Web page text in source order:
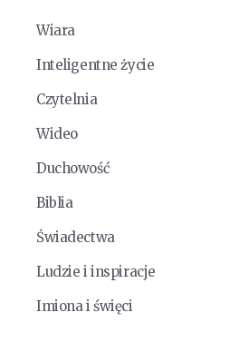
Wiara
Inteligentne życie
Czytelnia
Wideo
Duchowość
Biblia
Świadectwa
Ludzie i inspiracje
Imiona i święci